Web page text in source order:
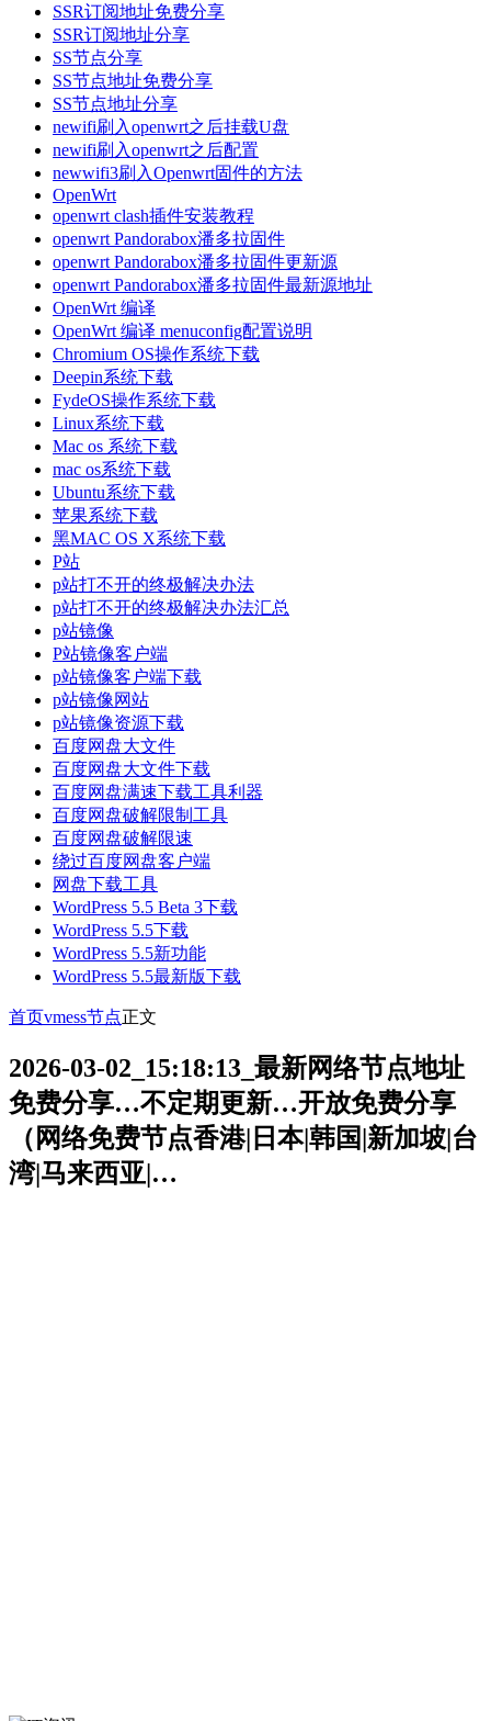
SSR订阅地址免费分享
SSR订阅地址分享
SS节点分享
SS节点地址免费分享
SS节点地址分享
newifi刷入openwrt之后挂载U盘
newifi刷入openwrt之后配置
newwifi3刷入Openwrt固件的方法
OpenWrt
openwrt clash插件安装教程
openwrt Pandorabox潘多拉固件
openwrt Pandorabox潘多拉固件更新源
openwrt Pandorabox潘多拉固件最新源地址
OpenWrt 编译
OpenWrt 编译 menuconfig配置说明
Chromium OS操作系统下载
Deepin系统下载
FydeOS操作系统下载
Linux系统下载
Mac os 系统下载
mac os系统下载
Ubuntu系统下载
苹果系统下载
黑MAC OS X系统下载
P站
p站打不开的终极解决办法
p站打不开的终极解决办法汇总
p站镜像
P站镜像客户端
p站镜像客户端下载
p站镜像网站
p站镜像资源下载
百度网盘大文件
百度网盘大文件下载
百度网盘满速下载工具利器
百度网盘破解限制工具
百度网盘破解限速
绕过百度网盘客户端
网盘下载工具
WordPress 5.5 Beta 3下载
WordPress 5.5下载
WordPress 5.5新功能
WordPress 5.5最新版下载
首页vmess节点正文
2026-03-02_15:18:13_最新网络节点地址
免费分享…不定期更新…开放免费分享
（网络免费节点香港|日本|韩国|新加坡|台
湾|马来西亚|…